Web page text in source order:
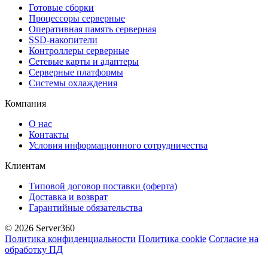
Готовые сборки
Процессоры серверные
Оперативная память серверная
SSD-накопители
Контроллеры серверные
Сетевые карты и адаптеры
Серверные платформы
Системы охлаждения
Компания
О нас
Контакты
Условия информационного сотрудничества
Клиентам
Типовой договор поставки (оферта)
Доставка и возврат
Гарантийные обязательства
© 2026 Server360
Политика конфиденциальности Политика cookie Согласие на
обработку ПД